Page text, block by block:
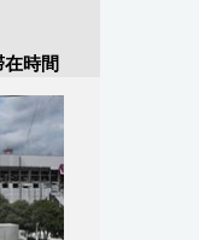
在時間